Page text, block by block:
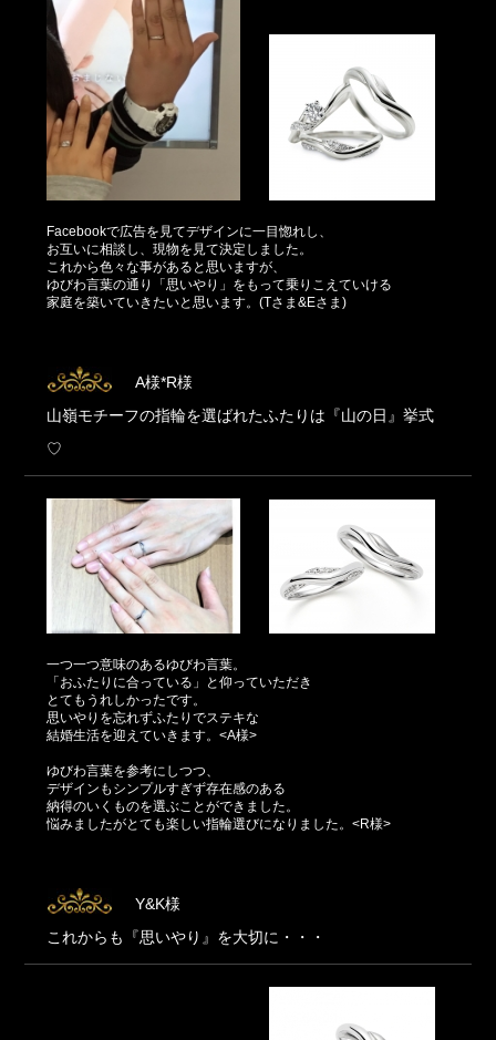
Facebookで広告を見てデザインに一目惚れし、
お互いに相談し、現物を見て決定しました。
これから色々な事があると思いますが、
ゆびわ言葉の通り「思いやり」をもって乗りこえていける
家庭を築いていきたいと思います。(Tさま&Eさま)
A様*R様
山嶺モチーフの指輪を選ばれたふたりは『山の日』挙式
♡
一つ一つ意味のあるゆびわ言葉。
「おふたりに合っている」と仰っていただき
とてもうれしかったです。
思いやりを忘れずふたりでステキな
結婚生活を迎えていきます。<A様>
ゆびわ言葉を参考にしつつ、
デザインもシンプルすぎず存在感のある
納得のいくものを選ぶことができました。
悩みましたがとても楽しい指輪選びになりました。<R様>
Y&K様
これからも『思いやり』を大切に・・・